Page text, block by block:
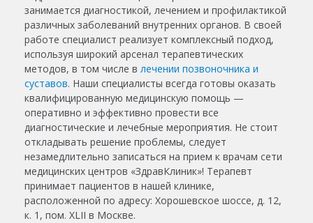
занимается диагностикой, лечением и профилактикой
различных заболеваний внутренних органов. В своей
работе специалист реализует комплексный подход,
используя широкий арсенал терапевтических
методов, в том числе в лечении позвоночника и
суставов. Наши специалисты всегда готовы оказать
квалифицированную медицинскую помощь —
оперативно и эффективно провести все
диагностические и лечебные мероприятия. Не стоит
откладывать решение проблемы, следует
незамедлительно записаться на прием к врачам сети
медицинских центров «ЗдравКлиник»! Терапевт
принимает пациентов в нашей клинике,
расположенной по адресу: Хорошевское шоссе, д. 12,
к. 1, пом. XLII в Москве.